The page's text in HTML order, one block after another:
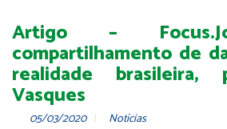
Artigo –
compartilhamento de
realidade brasileira,
Vasques
05/03/2020 Notícias